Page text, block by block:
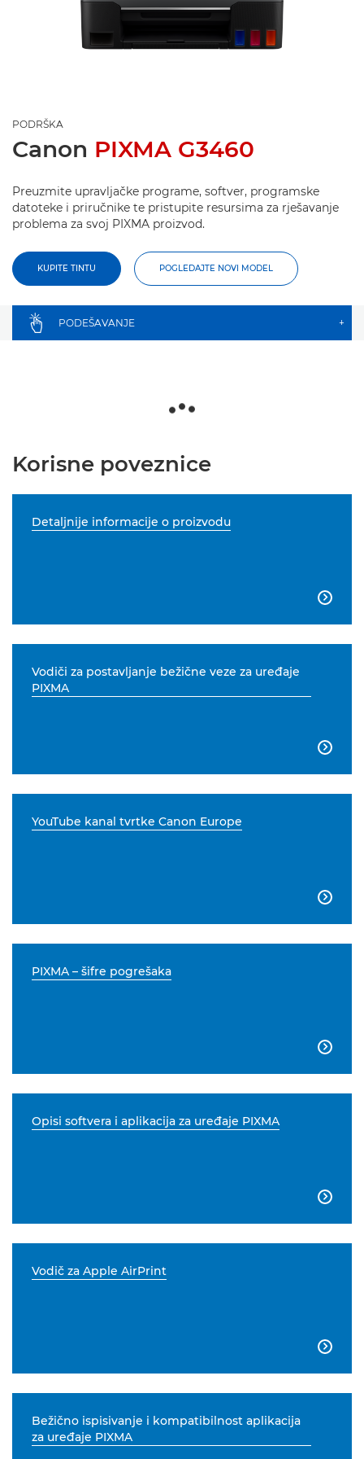
PODRŠKA
Canon PIXMA G3460
Preuzmite upravljačke programe, softver, programske
datoteke i priručnike te pristupite resursima za rješavanje
problema za svoj PIXMA proizvod.
KUPITE TINTU POGLEDAJTE NOVI MODEL
PODEŠAVANJE +
Korisne poveznice
Detaljnije informacije o proizvodu

Vodiči za postavljanje bežične veze za uređaje
PIXMA

YouTube kanal tvrtke Canon Europe

PIXMA – šifre pogrešaka

Opisi softvera i aplikacija za uređaje PIXMA

Vodič za Apple AirPrint

Bežično ispisivanje i kompatibilnost aplikacija
za uređaje PIXMA